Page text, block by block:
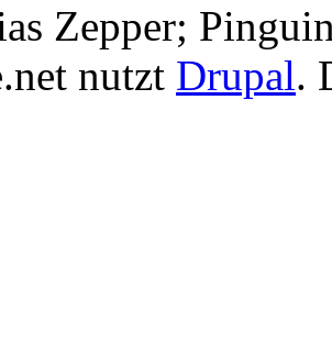
Zepper;
nutzt Drupal.